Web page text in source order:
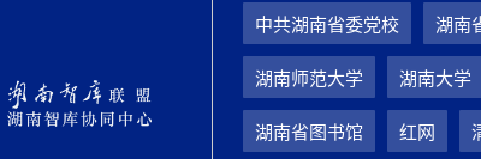
中共湖南省委党校 湖南
湖南师范大学 湖南大学
湖南省图书馆 红网